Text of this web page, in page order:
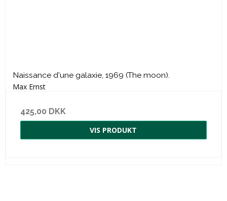
Naissance d'une galaxie, 1969 (The moon).
Max Ernst
425,00 DKK
VIS PRODUKT